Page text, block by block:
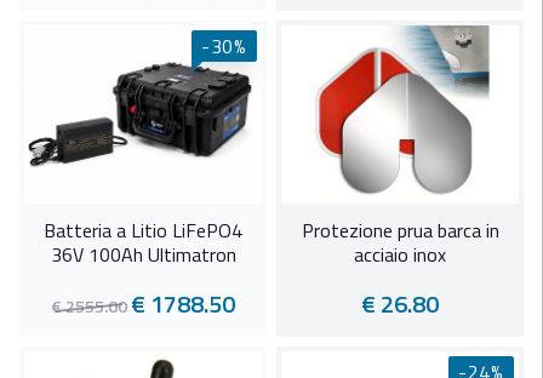
Batteria a Litio LiFePO4
36V 100Ah Ultimatron
€ 2555.00€ 1788.50
-30%
Protezione prua barca in
acciaio inox
€ 26.80
-24%